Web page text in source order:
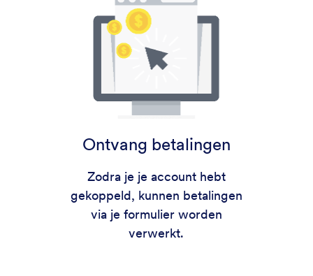
Ontvang betalingen
Zodra je je account hebt
gekoppeld, kunnen betalingen
via je formulier worden
verwerkt.